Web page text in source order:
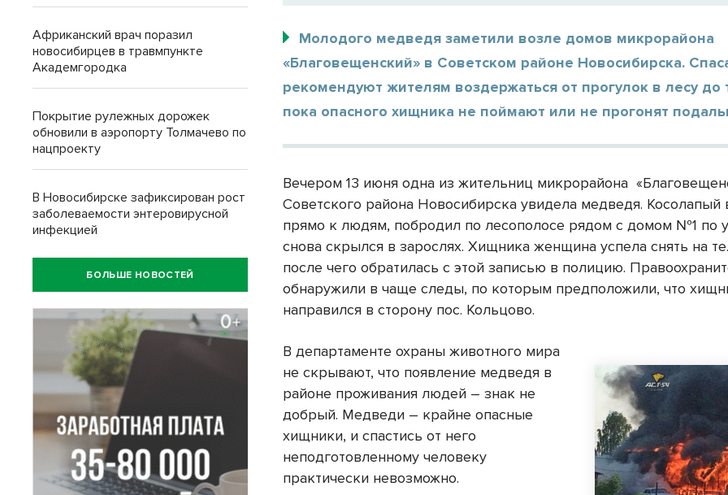
Молодого медведя заметили возле домов микрорайона
«Благовещенский» в Советском районе Новосибирска.
рекомендуют жителям воздержаться от прогулок в лесу до
пока опасного хищника не поймают или не прогонят
Вечером 13 июня одна из жительниц микрорайона
Советского района Новосибирска увидела медведя.
прямо к людям, побродил по лесополосе рядом с домом №1 по
снова скрылся в зарослях. Хищника женщина успела снять на
после чего обратилась с этой записью в полицию.
обнаружили в чаще следы, по которым предположили, что
направился в сторону пос. Кольцово.
В департаменте охраны животного мира
не скрывают, что появление медведя в
районе проживания людей – знак не
добрый. Медведи – крайне опасные
хищники, и спастись от него
неподготовленному человеку
практически невозможно.
Африканский врач поразил
новосибирцев в травмпункте
Академгородка
Покрытие рулежных дорожек
обновили в аэропорту Толмачево по
нацпроекту
В Новосибирске зафиксирован рост
заболеваемости энтеровирусной
инфекцией
БОЛЬШЕ НОВОСТЕЙ